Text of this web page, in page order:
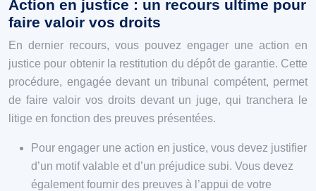
Action en justice : un recours ultime pour
faire valoir vos droits
En dernier recours, vous pouvez engager une action en
justice pour obtenir la restitution du dépôt de garantie. Cette
procédure, engagée devant un tribunal compétent, permet
de faire valoir vos droits devant un juge, qui tranchera le
litige en fonction des preuves présentées.
Pour engager une action en justice, vous devez justifier
d’un motif valable et d’un préjudice subi. Vous devez
également fournir des preuves à l’appui de votre